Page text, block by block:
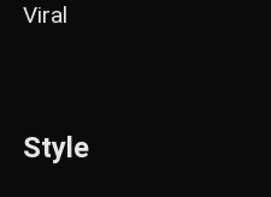
Viral
Style